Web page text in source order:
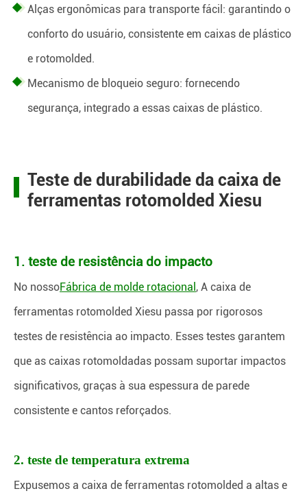
Alças ergonômicas para transporte fácil: garantindo o
conforto do usuário, consistente em caixas de plástico
e rotomolded.
Mecanismo de bloqueio seguro: fornecendo
segurança, integrado a essas caixas de plástico.
Teste de durabilidade da caixa de
ferramentas rotomolded Xiesu
1. teste de resistência do impacto
No nossoFábrica de molde rotacional , A caixa de
ferramentas rotomolded Xiesu passa por rigorosos
testes de resistência ao impacto. Esses testes garantem
que as caixas rotomoldadas possam suportar impactos
significativos, graças à sua espessura de parede
consistente e cantos reforçados.
2. teste de temperatura extrema
Expusemos a caixa de ferramentas rotomolded a altas e